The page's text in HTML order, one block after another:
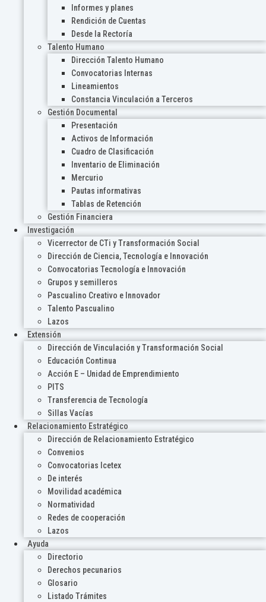
Informes y planes
Rendición de Cuentas
Desde la Rectoría
Talento Humano
Dirección Talento Humano
Convocatorias Internas
Lineamientos
Constancia Vinculación a Terceros
Gestión Documental
Presentación
Activos de Información
Cuadro de Clasificación
Inventario de Eliminación
Mercurio
Pautas informativas
Tablas de Retención
Gestión Financiera
Investigación
Vicerrector de CTi y Transformación Social
Dirección de Ciencia, Tecnología e Innovación
Convocatorias Tecnología e Innovación
Grupos y semilleros
Pascualino Creativo e Innovador
Talento Pascualino
Lazos
Extensión
Dirección de Vinculación y Transformación Social
Educación Continua
Acción E – Unidad de Emprendimiento
PITS
Transferencia de Tecnología
Sillas Vacías
Relacionamiento Estratégico
Dirección de Relacionamiento Estratégico
Convenios
Convocatorias Icetex
De interés
Movilidad académica
Normatividad
Redes de cooperación
Lazos
Ayuda
Directorio
Derechos pecunarios
Glosario
Listado Trámites